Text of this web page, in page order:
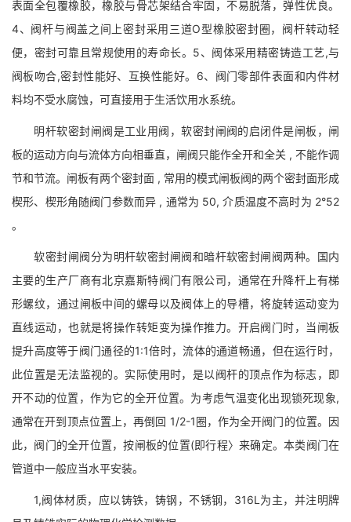
表面全包覆橡胶，橡胶与骨芯架结合牢固，不易脱落，弹性优良。
4、阀杆与阀盖之间上密封采用三道O型橡胶密封圈，阀杆转动轻
便，密封可靠且常规使用的寿命长。5、阀体采用精密铸造工艺,与
阀板吻合,密封性能好、互换性能好。6、阀门零部件表面和内件材
料均不受水腐蚀，可直接用于生活饮用水系统。
明杆软密封闸阀是工业用阀，软密封闸阀的启闭件是闸板，闸
板的运动方向与流体方向相垂直，闸阀只能作全开和全关 , 不能作调
节和节流。闸板有两个密封面 , 常用的模式闸板阀的两个密封面形成
楔形、楔形角随阀门参数而异 , 通常为 50, 介质温度不高时为 2°52
。
软密封闸阀分为明杆软密封闸阀和暗杆软密封闸阀两种。国内
主要的生产厂商有北京嘉斯特阀门有限公司，通常在升降杆上有梯
形螺纹，通过闸板中间的螺母以及阀体上的导槽，将旋转运动变为
直线运动，也就是将操作转矩变为操作推力。开启阀门时，当闸板
提升高度等于阀门通径的1:1倍时，流体的通道畅通，但在运行时，
此位置是无法监视的。实际使用时，是以阀杆的顶点作为标志，即
开不动的位置，作为它的全开位置。为考虑气温变化出现锁死现象,
通常在开到顶点位置上，再倒回 1/2-1圈，作为全开阀门的位置。因
此，阀门的全开位置，按闸板的位置(即行程〉来确定。本类阀门在
管道中一般应当水平安装。
1,阀体材质，应以铸铁，铸钢，不锈钢，316L为主，并注明牌